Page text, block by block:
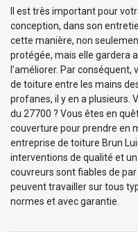
Il est très important pour
conception, dans son
cette manière, non
protégée, mais elle gardera
l’améliorer. Par
de toiture entre les mains
profanes, il y en a plusieurs.
du 27700 ? Vous êtes en
couverture pour prendre en
entreprise de toiture Brun
interventions de qualité et
couvreurs sont fiables de
peuvent travailler sur tous
normes et avec garantie.